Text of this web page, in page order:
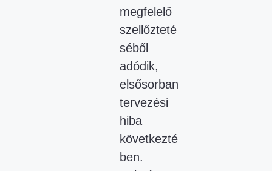
megfelelő
szellőzteté
séből
adódik,
elsősorban
tervezési
hiba
következté
ben.